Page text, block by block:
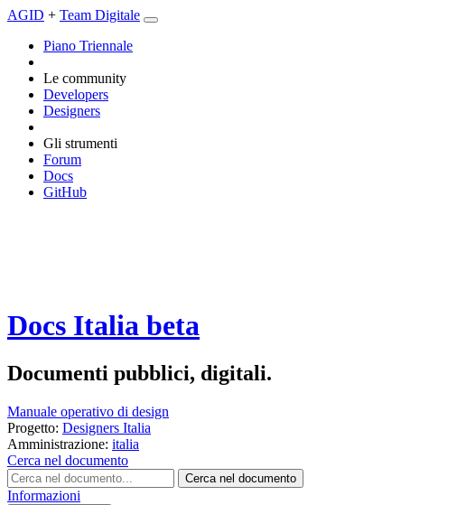
AGID + Team Digitale
Piano Triennale
Le community
Developers
Designers
Gli strumenti
Forum
Docs
GitHub
Docs Italia beta
Documenti pubblici, digitali.
Manuale operativo di design
Progetto: Designers Italia
Amministrazione: italia
Cerca nel documento
Cerca nel documento
Informazioni